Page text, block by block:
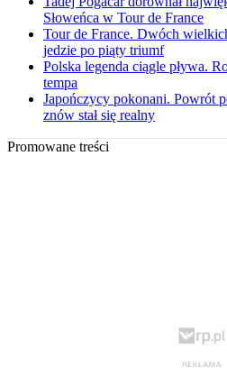
Słoweńca w Tour de France
Tour de France. Dwóch
jedzie po piąty triumf
Polska legenda ciągle pływa.
tempa
Japończycy pokonani. Powrót
znów stał się realny
Promowane treści